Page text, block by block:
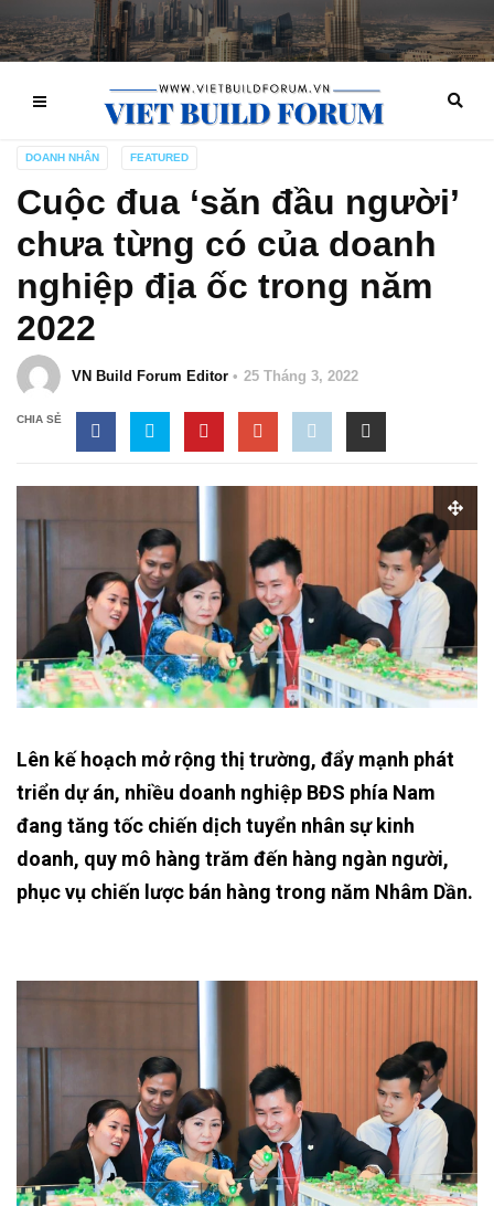
DOANH NHÂN FEATURED
Cuộc đua ‘săn đầu người’
chưa từng có của doanh
nghiệp địa ốc trong năm
2022
VN Build Forum Editor 25 Tháng 3, 2022
CHIA SẺ
Lên kế hoạch mở rộng thị trường, đẩy mạnh phát
triển dự án, nhiều doanh nghiệp BĐS phía Nam
đang tăng tốc chiến dịch tuyển nhân sự kinh
doanh, quy mô hàng trăm đến hàng ngàn người,
phục vụ chiến lược bán hàng trong năm Nhâm Dần.